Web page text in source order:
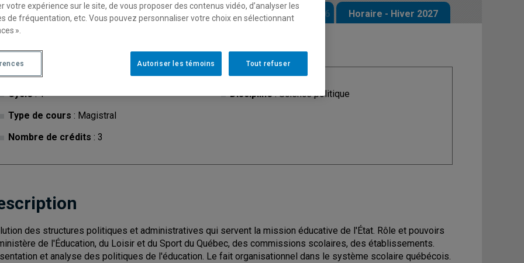
Description Horaire - Été 2026 Horaire - Automne 2026 Horaire - Hiver 2027
Cycle: 1
Type de cours : Magistral
Nombre de crédits : 3
Discipline: Science politique
des structures politiques et administratives qui servent la mission éducative de l'État. Rôle et pouvoirs
de l'Éducation, du Loisir et du Sport du Québec, des commissions scolaires, des établissements.
et analyse des politiques de l'éducation. Le fait organisationnel dans le système scolaire québécois.
votre expérience sur le site, de vous proposer des contenus vidéo, d’analyser les
de fréquentation, etc. Vous pouvez personnaliser votre choix en sélectionnant
».
Tout refuser
Autoriser les témoins